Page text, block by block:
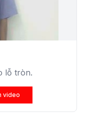
lỗ tròn.
video